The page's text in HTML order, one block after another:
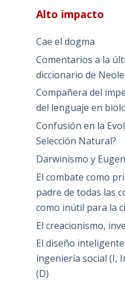
Alto impacto
Cae el dogma
Comentarios a la
diccionario de
Compañera del
del lenguaje en
Confusión en la
Selección Natural?
Darwinismo y
El combate como
padre de todas las
como inútil para la
El creacionismo,
El diseño
ingeniería social (I,
(D)